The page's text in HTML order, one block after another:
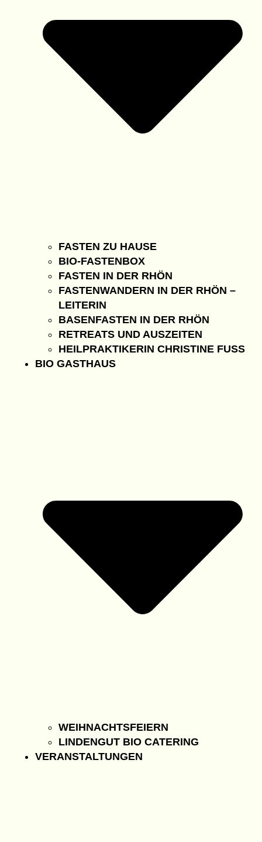
FASTEN ZU HAUSE
BIO-FASTENBOX
FASTEN IN DER RHÖN
FASTENWANDERN IN DER RHÖN –
LEITERIN
BASENFASTEN IN DER RHÖN
RETREATS UND AUSZEITEN
HEILPRAKTIKERIN CHRISTINE FUSS
BIO GASTHAUS
WEIHNACHTSFEIERN
LINDENGUT BIO CATERING
VERANSTALTUNGEN